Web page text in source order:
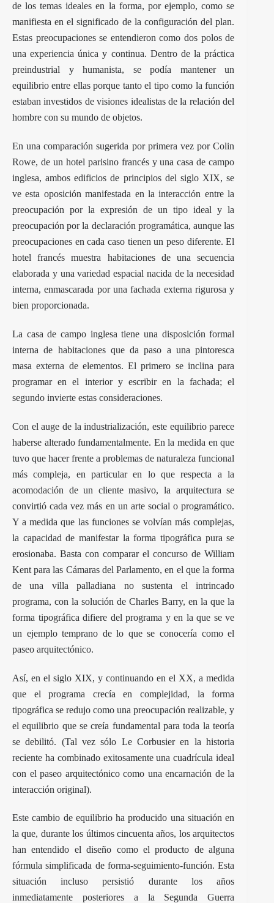
de los temas ideales en la forma, por ejemplo, como se
manifiesta en el significado de la configuración del plan.
Estas preocupaciones se entendieron como dos polos de
una experiencia única y continua. Dentro de la práctica
preindustrial y humanista, se podía mantener un
equilibrio entre ellas porque tanto el tipo como la función
estaban investidos de visiones idealistas de la relación del
hombre con su mundo de objetos.
En una comparación sugerida por primera vez por Colin
Rowe, de un hotel parisino francés y una casa de campo
inglesa, ambos edificios de principios del siglo XIX, se
ve esta oposición manifestada en la interacción entre la
preocupación por la expresión de un tipo ideal y la
preocupación por la declaración programática, aunque las
preocupaciones en cada caso tienen un peso diferente. El
hotel francés muestra habitaciones de una secuencia
elaborada y una variedad espacial nacida de la necesidad
interna, enmascarada por una fachada externa rigurosa y
bien proporcionada.
La casa de campo inglesa tiene una disposición formal
interna de habitaciones que da paso a una pintoresca
masa externa de elementos. El primero se inclina para
programar en el interior y escribir en la fachada; el
segundo invierte estas consideraciones.
Con el auge de la industrialización, este equilibrio parece
haberse alterado fundamentalmente. En la medida en que
tuvo que hacer frente a problemas de naturaleza funcional
más compleja, en particular en lo que respecta a la
acomodación de un cliente masivo, la arquitectura se
convirtió cada vez más en un arte social o programático.
Y a medida que las funciones se volvían más complejas,
la capacidad de manifestar la forma tipográfica pura se
erosionaba. Basta con comparar el concurso de William
Kent para las Cámaras del Parlamento, en el que la forma
de una villa palladiana no sustenta el intrincado
programa, con la solución de Charles Barry, en la que la
forma tipográfica difiere del programa y en la que se ve
un ejemplo temprano de lo que se conocería como el
paseo arquitectónico.
Así, en el siglo XIX, y continuando en el XX, a medida
que el programa crecía en complejidad, la forma
tipográfica se redujo como una preocupación realizable, y
el equilibrio que se creía fundamental para toda la teoría
se debilitó. (Tal vez sólo Le Corbusier en la historia
reciente ha combinado exitosamente una cuadrícula ideal
con el paseo arquitectónico como una encarnación de la
interacción original).
Este cambio de equilibrio ha producido una situación en
la que, durante los últimos cincuenta años, los arquitectos
han entendido el diseño como el producto de alguna
fórmula simplificada de forma-seguimiento-función. Esta
situación incluso persistió durante los años
inmediatamente posteriores a la Segunda Guerra